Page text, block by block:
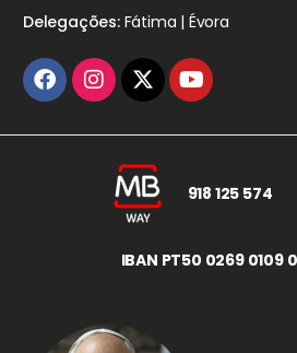
Delegações:Fátima | Évora
918 125 574
IBAN PT50 0269 0109